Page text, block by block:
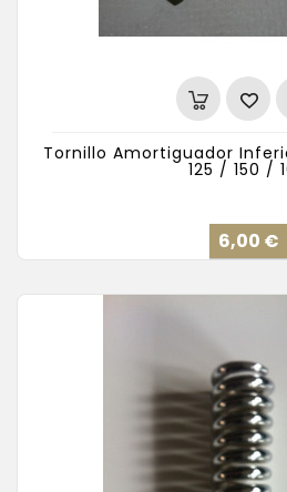
Tornillo Amortiguador
125 / 150 /
6,00 €